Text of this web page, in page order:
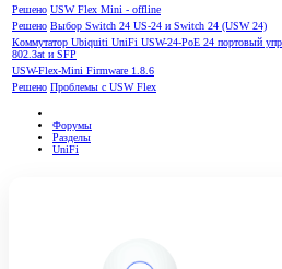
Решено USW Flex Mini - offline
Решено Выбор Switch 24 US-24 и Switch 24 (USW 24)
Коммутатор Ubiquiti UniFi USW-24-PoE 24 портовый
802.3at и SFP
USW-Flex-Mini Firmware 1.8.6
Решено Проблемы с USW Flex
Форумы
Разделы
UniFi